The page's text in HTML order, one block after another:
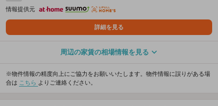
情報提供元
詳細を見る
周辺の家賃の相場情報を見る
※物件情報の精度向上にご協力をお願いいたします。物件情報に誤りがある場
合は こちら よりご連絡ください。